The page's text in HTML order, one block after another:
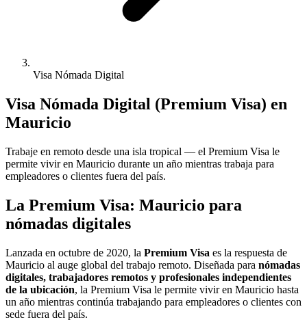
Visa Nómada Digital
Visa Nómada Digital (Premium Visa) en
Mauricio
Trabaje en remoto desde una isla tropical — el Premium Visa le
permite vivir en Mauricio durante un año mientras trabaja para
empleadores o clientes fuera del país.
La Premium Visa: Mauricio para
nómadas digitales
Lanzada en octubre de 2020, la Premium Visa es la respuesta de
Mauricio al auge global del trabajo remoto. Diseñada para nómadas
digitales, trabajadores remotos y profesionales independientes
de la ubicación, la Premium Visa le permite vivir en Mauricio hasta
un año mientras continúa trabajando para empleadores o clientes con
sede fuera del país.